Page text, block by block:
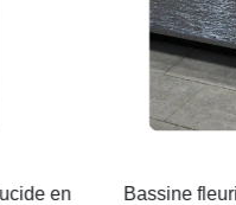
en
Bassine